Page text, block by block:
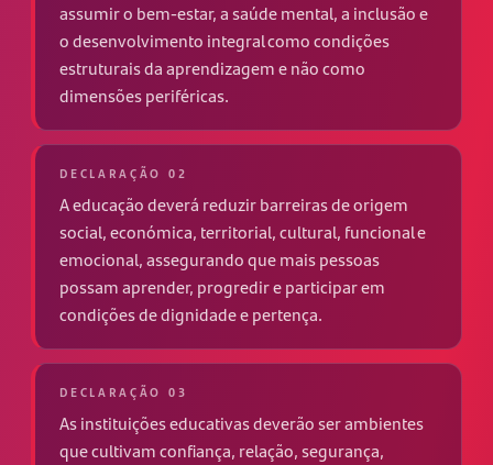
assumir o bem-estar, a saúde mental, a inclusão e
o desenvolvimento integral como condições
estruturais da aprendizagem e não como
dimensões periféricas.
DECLARAÇÃO 02
A educação deverá reduzir barreiras de origem
social, económica, territorial, cultural, funcional e
emocional, assegurando que mais pessoas
possam aprender, progredir e participar em
condições de dignidade e pertença.
DECLARAÇÃO 03
As instituições educativas deverão ser ambientes
que cultivam confiança, relação, segurança,